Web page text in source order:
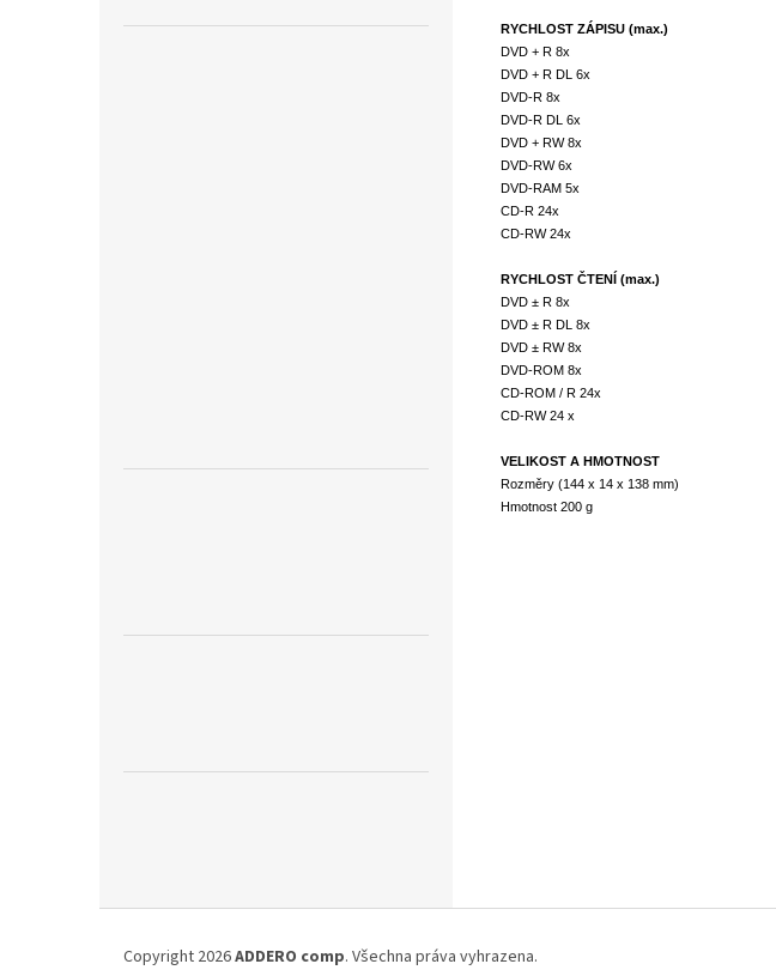
RYCHLOST ZÁPISU (max.)
DVD + R 8x
DVD + R DL 6x
DVD-R 8x
DVD-R DL 6x
DVD + RW 8x
DVD-RW 6x
DVD-RAM 5x
CD-R 24x
CD-RW 24x
RYCHLOST ČTENÍ (max.)
DVD ± R 8x
DVD ± R DL 8x
DVD ± RW 8x
DVD-ROM 8x
CD-ROM / R 24x
CD-RW 24 x
VELIKOST A HMOTNOST
Rozměry (144 x 14 x 138 mm)
Hmotnost 200 g
Copyright 2026ADDERO comp. Všechna práva vyhrazena.